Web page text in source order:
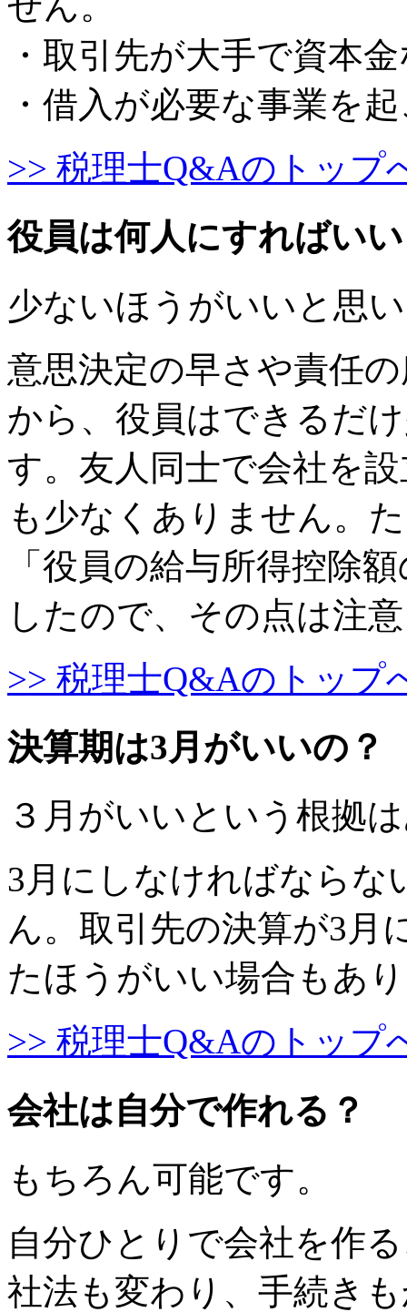
・取引先が大手で資本
・借入が必要な事業を
>> 税理士Q&Aのトップ
役員は何人にすればい
少ないほうがいいと思
意思決定の早さや責任
から、役員はできるだ
す。友人同士で会社を
も少なくありません。
「役員の給与所得控除
したので、その点は注
>> 税理士Q&Aのトップ
決算期は3月がいいの？
３月がいいという根拠
3月にしなければならな
ん。取引先の決算が3月
たほうがいい場合もあ
>> 税理士Q&Aのトップ
会社は自分で作れる？
もちろん可能です。
自分ひとりで会社を作
社法も変わり、手続き